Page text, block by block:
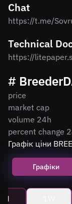
Chat
https://t.me/
Technical
https://
#
price
market cap
volume 24h
percent change
Графік ціни
Графіки